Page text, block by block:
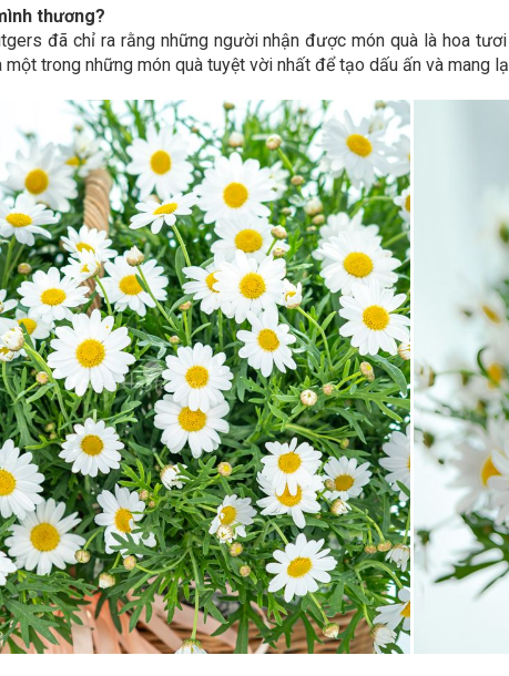
thương?
đã chỉ ra rằng những người nhận được món quà là hoa
trong những món quà tuyệt vời nhất để tạo dấu ấn và mang